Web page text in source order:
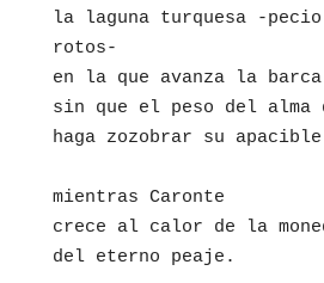
la laguna turquesa -pecio
rotos-
en la que avanza la barca
sin que el peso del alma
haga zozobrar su
mientras Caronte
crece al calor de la
del eterno peaje.